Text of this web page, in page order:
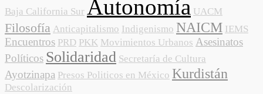
Baja California Sur Autonomía UACM
Filosofía Anticapitalismo Indigenismo NAICM IEMS
Encuentros PRD PKK Movimientos Urbanos Asesinatos
Políticos Solidaridad Secretaría de Cultura
Ayotzinapa Presos Politicos en México Kurdistán
Descolarización